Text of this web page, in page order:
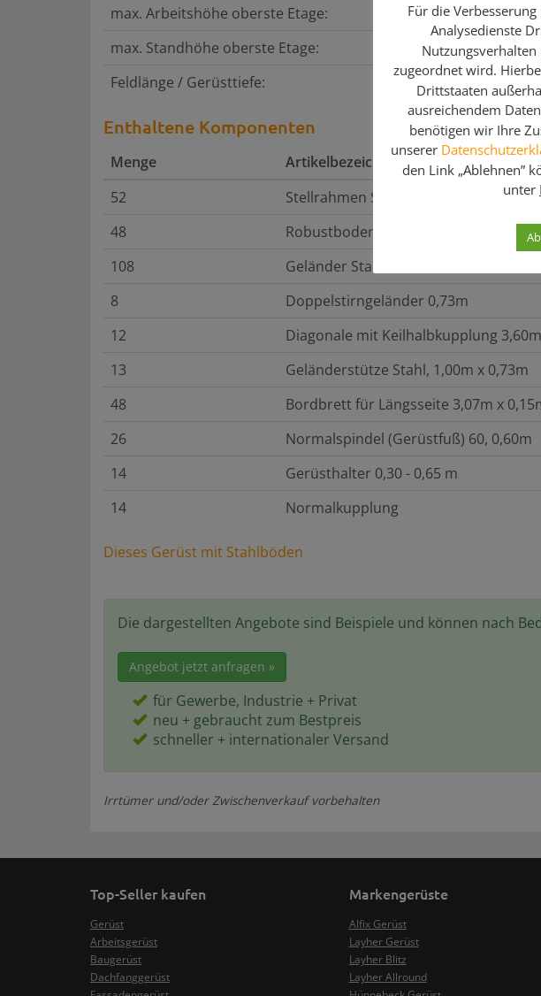
max. Arbeitshöhe oberste Etage:
max. Standhöhe oberste Etage:
Feldlänge / Gerüsttiefe:
Enthaltene Komponenten
Menge
Artikelbezeichnung
52
Stellrahmen Stahl 2,00m x 0,73m
48
Robustboden 3,07m x 0,61m
108
Geländer Stahl 3,07m
8
Doppelstirngeländer 0,73m
12
Diagonale mit Keilhalbkupplung 3,60m
13
Geländerstütze Stahl, 1,00m x 0,73m
48
Bordbrett für Längsseite 3,07m x
26
Normalspindel (Gerüstfuß) 60, 0,60m
14
Gerüsthalter 0,30 - 0,65 m
14
Normalkupplung
Dieses Gerüst mit Stahlböden
Die dargestellten Angebote sind Beispiele und können nach
Angebot jetzt anfragen »
für Gewerbe, Industrie + Privat
neu + gebraucht zum Bestpreis
schneller + internationaler Versand
Irrtümer und/oder Zwischenverkauf vorbehalten
Top-Seller kaufen
Gerüst
Arbeitsgerüst
Baugerüst
Dachfanggerüst
Markengerüste
Alfix Gerüst
Layher Gerüst
Layher Blitz
Layher Allround
Für die
Analysedienste
zugeordnet wird.
Drittstaaten
ausreichendem
benötigen wir Ihre
unserer
den Link „Ablehnen”
unter